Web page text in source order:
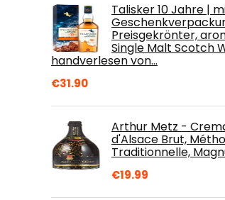
Talisker 10 Jahre |
Preisgekrönter,
Single Malt Scotch
handverlesen von…
€31.90
Arthur Metz -
d'Alsace Brut,
Traditionnelle,
€19.99